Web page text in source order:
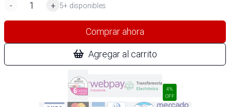
-
+ 5+ disponibles
Comprar ahora
Agregar al carrito
4%
OFF